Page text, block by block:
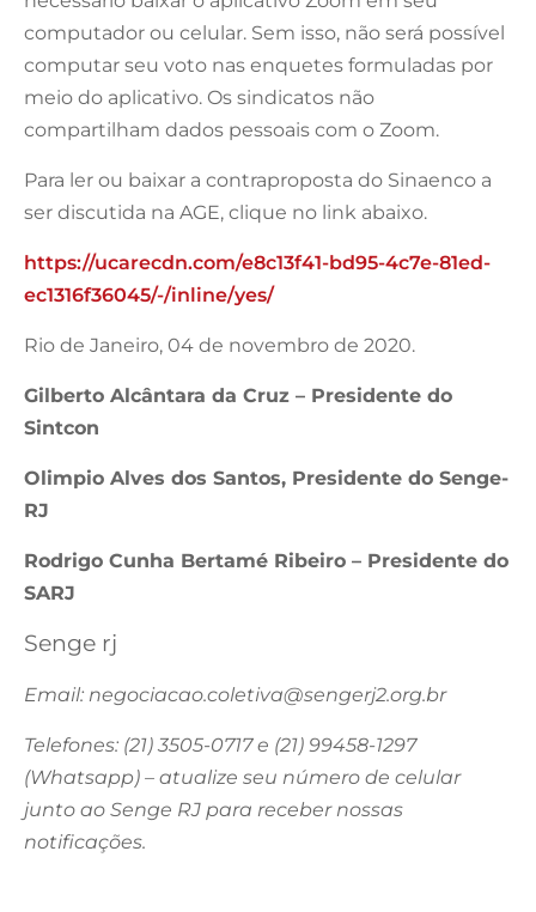
computador ou celular. Sem isso, não será possível
computar seu voto nas enquetes formuladas por
meio do aplicativo. Os sindicatos não
compartilham dados pessoais com o Zoom.
Para ler ou baixar a contraproposta do Sinaenco a
ser discutida na AGE, clique no link abaixo.
https://ucarecdn.com/e8c13f41-bd95-4c7e-81ed-
ec1316f36045/-/inline/yes/
Rio de Janeiro, 04 de novembro de 2020.
Gilberto Alcântara da Cruz – Presidente do
Sintcon
Olimpio Alves dos Santos, Presidente do Senge-
RJ
Rodrigo Cunha Bertamé Ribeiro – Presidente do
SARJ
Senge rj
Email: negociacao.coletiva@sengerj2.org.br
Telefones: (21) 3505-0717 e (21) 99458-1297
(Whatsapp) – atualize seu número de celular
junto ao Senge RJ para receber nossas
notificações.